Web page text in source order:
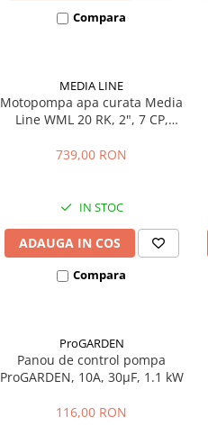
Compara
MEDIA LINE
Motopompa apa curata Media
Line WML 20 RK, 2", 7 CP,
m
739,00 RON
IN STOC
ADAUGA IN COS
Compara
ProGARDEN
Panou de control pompa
ProGARDEN, 10A, 30µF, 1.1 kW
116,00 RON